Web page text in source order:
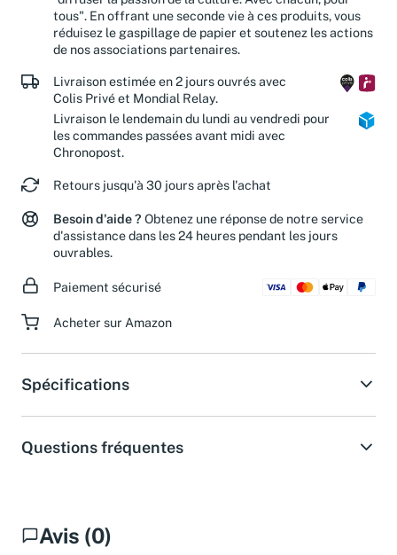
tous". En offrant une seconde vie à ces produits, vous
réduisez le gaspillage de papier et soutenez les actions
de nos associations partenaires.
Livraison estimée en 2 jours ouvrés avec
Colis Privé et Mondial Relay.
Livraison le lendemain du lundi au vendredi pour
les commandes passées avant midi avec
Chronopost.
Retours jusqu'à 30 jours après l'achat
Besoin d'aide ? Obtenez une réponse de notre service
d'assistance dans les 24 heures pendant les jours
ouvrables.
Paiement sécurisé
Acheter sur Amazon
Spécifications
Questions fréquentes
Avis (0)